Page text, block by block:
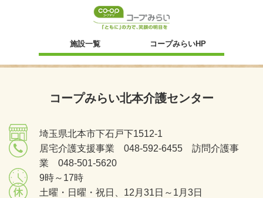
施設一覧 コープみらいHP新規ウィンドウ
コープみらい北本介護センター
埼玉県北本市下石戸下1512-1
居宅介護支援事業 048-592-6455 訪問介護事
業 048-501-5620
9時～17時
土曜・日曜・祝日、12月31日～1月3日